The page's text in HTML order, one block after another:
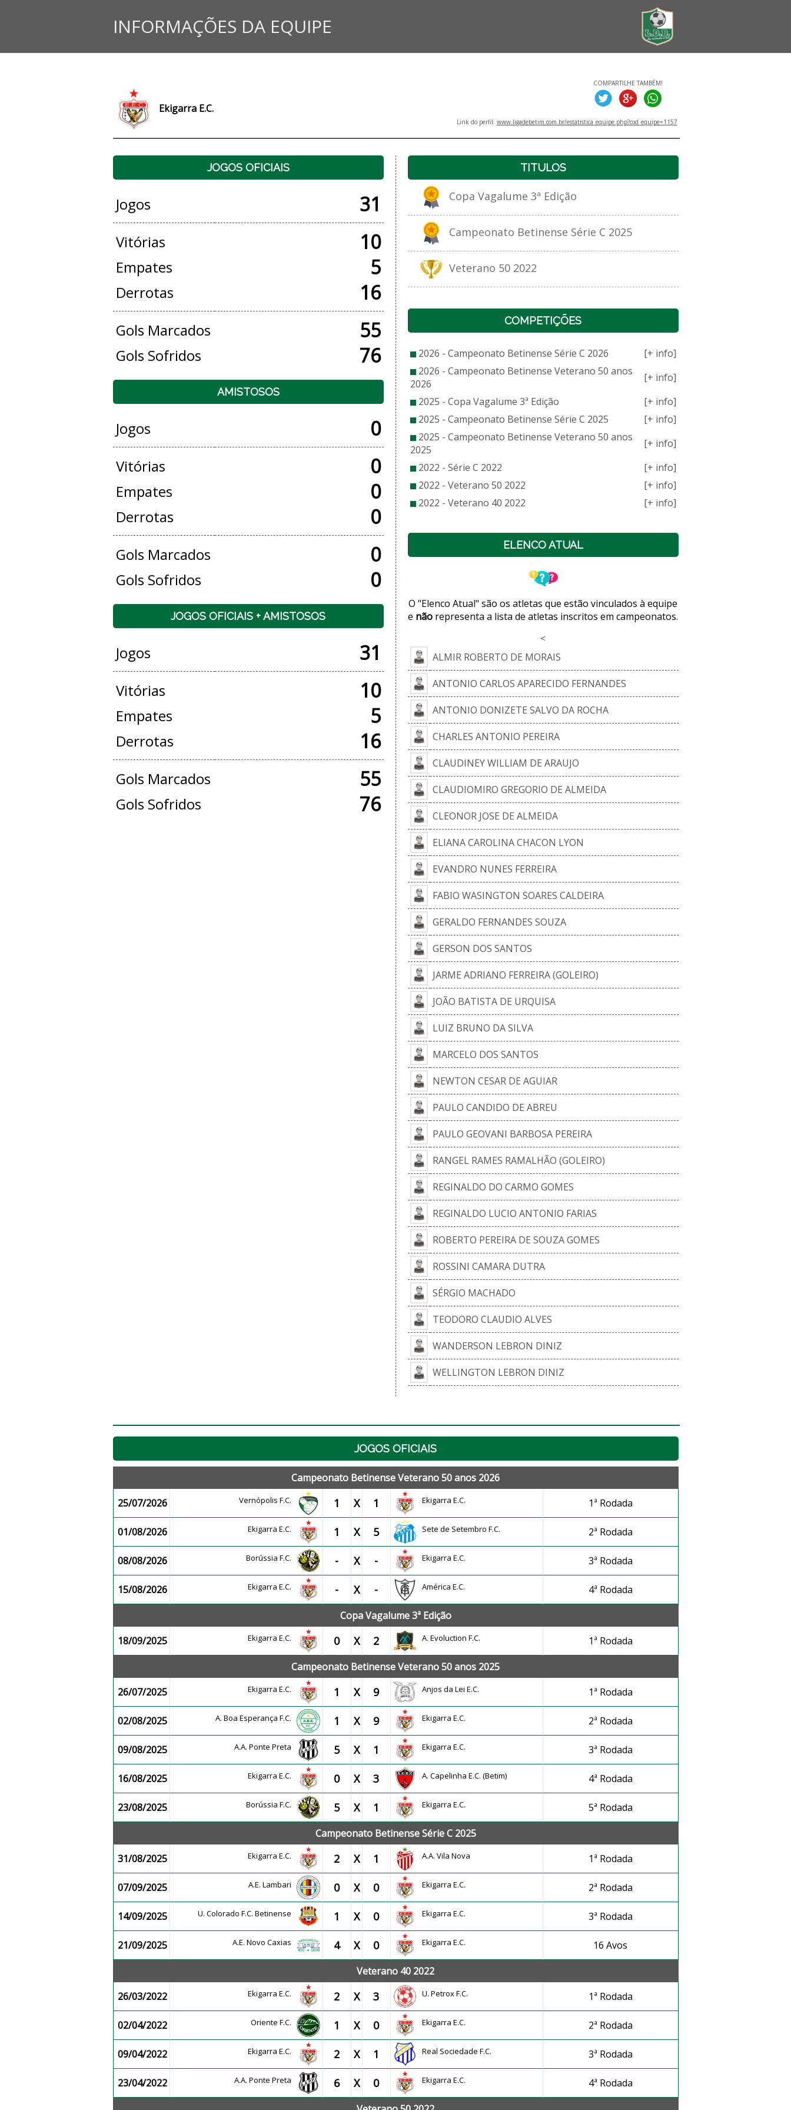
INFORMAÇÕES DA EQUIPE
Ekigarra E.C.
COMPARTILHE TAMBÉM!
Link do perfil: www.ligadebetim.com.br/estatistica_equipe.php?cod_equipe=1157
JOGOS OFICIAIS
Jogos 31
Vitórias 10
Empates 5
Derrotas 16
Gols Marcados 55
Gols Sofridos 76
AMISTOSOS
Jogos 0
Vitórias 0
Empates 0
Derrotas 0
Gols Marcados 0
Gols Sofridos 0
JOGOS OFICIAIS + AMISTOSOS
Jogos 31
Vitórias 10
Empates 5
Derrotas 16
Gols Marcados 55
Gols Sofridos 76
TITULOS
Copa Vagalume 3ª Edição
Campeonato Betinense Série C 2025
Veterano 50 2022
COMPETIÇÕES
2026 - Campeonato Betinense Série C 2026
[+ info]
2026 - Campeonato Betinense Veterano 50 anos
2026
[+ info]
2025 - Copa Vagalume 3ª Edição
[+ info]
2025 - Campeonato Betinense Série C 2025
[+ info]
2025 - Campeonato Betinense Veterano 50 anos
2025
[+ info]
2022 - Série C 2022
[+ info]
2022 - Veterano 50 2022
[+ info]
2022 - Veterano 40 2022
[+ info]
ELENCO ATUAL
O "Elenco Atual" são os atletas que estão vinculados à equipe
e não representa a lista de atletas inscritos em campeonatos.
<
ALMIR ROBERTO DE MORAIS
ANTONIO CARLOS APARECIDO FERNANDES
ANTONIO DONIZETE SALVO DA ROCHA
CHARLES ANTONIO PEREIRA
CLAUDINEY WILLIAM DE ARAUJO
CLAUDIOMIRO GREGORIO DE ALMEIDA
CLEONOR JOSE DE ALMEIDA
ELIANA CAROLINA CHACON LYON
EVANDRO NUNES FERREIRA
FABIO WASINGTON SOARES CALDEIRA
GERALDO FERNANDES SOUZA
GERSON DOS SANTOS
JARME ADRIANO FERREIRA (GOLEIRO)
JOÃO BATISTA DE URQUISA
LUIZ BRUNO DA SILVA
MARCELO DOS SANTOS
NEWTON CESAR DE AGUIAR
PAULO CANDIDO DE ABREU
PAULO GEOVANI BARBOSA PEREIRA
RANGEL RAMES RAMALHÃO (GOLEIRO)
REGINALDO DO CARMO GOMES
REGINALDO LUCIO ANTONIO FARIAS
ROBERTO PEREIRA DE SOUZA GOMES
ROSSINI CAMARA DUTRA
SÉRGIO MACHADO
TEODORO CLAUDIO ALVES
WANDERSON LEBRON DINIZ
WELLINGTON LEBRON DINIZ
JOGOS OFICIAIS
Campeonato Betinense Veterano 50 anos 2026
25/07/2026
Vernópolis F.C. 1 X 1 Ekigarra E.C. 1ª Rodada
01/08/2026 Ekigarra E.C. 1 X 5 Sete de Setembro F.C. 2ª Rodada
08/08/2026 Borússia F.C. - X - Ekigarra E.C. 3ª Rodada
15/08/2026 Ekigarra E.C. - X - América E.C.
4ª Rodada
Copa Vagalume 3ª Edição
18/09/2025
Ekigarra E.C. 0 X 2 A. Evoluction F.C.
1ª Rodada
Campeonato Betinense Veterano 50 anos 2025
26/07/2025
Ekigarra E.C. 1 X 9 Anjos da Lei E.C. 1ª Rodada
02/08/2025 A. Boa Esperança F.C. 1 X 9 Ekigarra E.C. 2ª Rodada
09/08/2025 A.A. Ponte Preta 5 X 1 Ekigarra E.C. 3ª Rodada
16/08/2025 Ekigarra E.C. 0 X 3 A. Capelinha E.C. (Betim) 4ª Rodada
23/08/2025 Borússia F.C. 5 X 1 Ekigarra E.C.
5ª Rodada
Campeonato Betinense Série C 2025
31/08/2025
Ekigarra E.C. 2 X 1 A.A. Vila Nova 1ª Rodada
07/09/2025 A.E. Lambari 0 X 0 Ekigarra E.C. 2ª Rodada
14/09/2025 U. Colorado F.C. Betinense 1 X 0 Ekigarra E.C. 3ª Rodada
21/09/2025 A.E. Novo Caxias 4 X 0 Ekigarra E.C.
16 Avos
Veterano 40 2022
26/03/2022
Ekigarra E.C. 2 X 3 U. Petrox F.C. 1ª Rodada
02/04/2022 Oriente F.C. 1 X 0 Ekigarra E.C. 2ª Rodada
09/04/2022 Ekigarra E.C. 2 X 1 Real Sociedade F.C. 3ª Rodada
23/04/2022 A.A. Ponte Preta 6 X 0 Ekigarra E.C.
4ª Rodada